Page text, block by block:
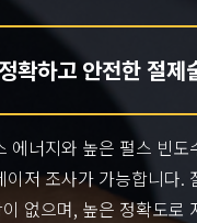
정확하고 안전한 절제
에너지와 높은 펄스 빈도
이저 조사가 가능합니다.
없으며, 높은 정확도로